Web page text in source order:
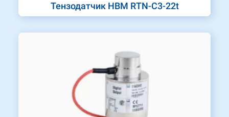
Тензодатчик HBM RTN-C3-22t